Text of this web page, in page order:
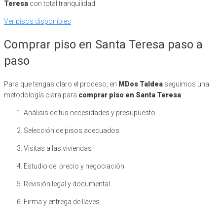
Teresa con total tranquilidad.
Ver pisos disponibles
Comprar piso en Santa Teresa paso a
paso
Para que tengas claro el proceso, en MDos Taldea seguimos una
metodología clara para comprar piso en Santa Teresa:
Análisis de tus necesidades y presupuesto
Selección de pisos adecuados
Visitas a las viviendas
Estudio del precio y negociación
Revisión legal y documental
Firma y entrega de llaves